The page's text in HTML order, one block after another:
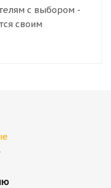
с выбором -
своим